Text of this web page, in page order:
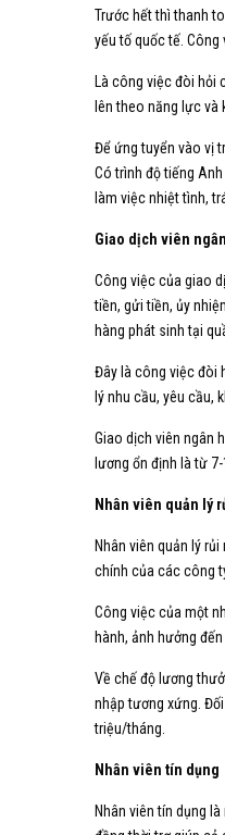
Trước hết thì thanh
yếu tố quốc tế.
Là công việc đòi
lên theo năng lực và
Để ứng tuyển vào vị
Có trình độ tiếng
làm việc nhiệt tình,
Giao dịch viên
Công việc của giao
tiền, gửi tiền, ủy
hàng phát sinh tại
Đây là công việc đòi
lý nhu cầu, yêu cầu,
Giao dịch viên ngân
lương ổn định là từ
Nhân viên quản lý
Nhân viên quản lý
chính của các công
Công việc của một
hành, ảnh hưởng
Về chế độ lương
nhập tương xứng.
triệu/tháng.
Nhân viên tín dụng
Nhân viên tín dụng